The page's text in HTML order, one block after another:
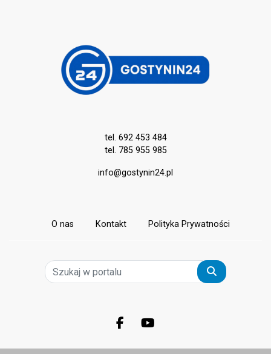
tel. 692 453 484
tel. 785 955 985
info@gostynin24.pl
O nas Kontakt Polityka Prywatności
Szukaj
Facebook.com
Youtube.com